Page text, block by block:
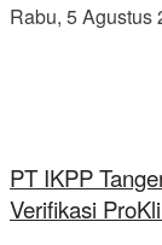
Rabu, 5 Agustus
PT IKPP
Verifikasi